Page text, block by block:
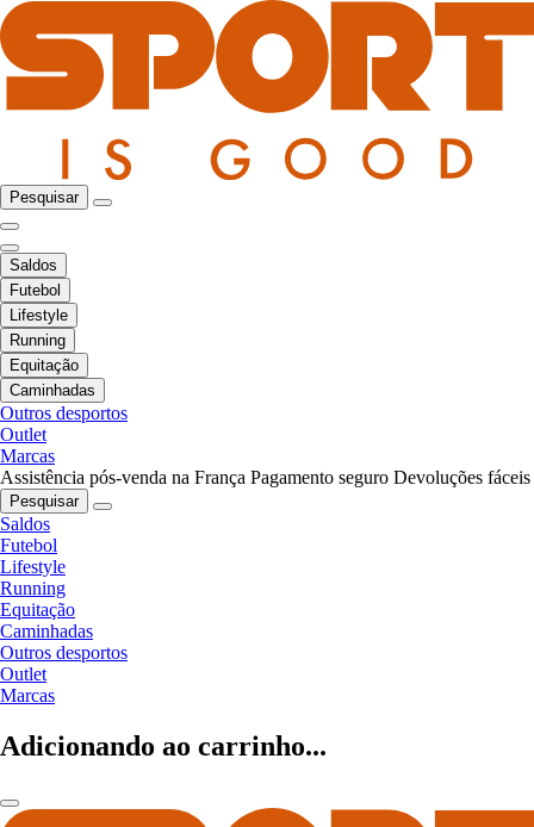
Pesquisar
Saldos
Futebol
Lifestyle
Running
Equitação
Caminhadas
Outros desportos
Outlet
Marcas
Assistência pós-venda na França Pagamento seguro Devoluções fáceis
Pesquisar
Saldos
Futebol
Lifestyle
Running
Equitação
Caminhadas
Outros desportos
Outlet
Marcas
Adicionando ao carrinho...